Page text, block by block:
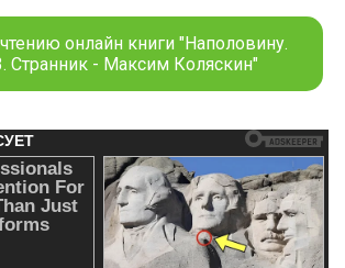
онлайн книги "Наполовину.
Странник - Максим Коляскин"